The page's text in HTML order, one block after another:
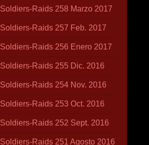
Soldiers-Raids 258 Marzo 2017
Soldiers-Raids 257 Feb. 2017
Soldiers-Raids 256 Enero 2017
Soldiers-Raids 255 Dic. 2016
Soldiers-Raids 254 Nov. 2016
Soldiers-Raids 253 Oct. 2016
Soldiers-Raids 252 Sept. 2016
Soldiers-Raids 251 Agosto 2016